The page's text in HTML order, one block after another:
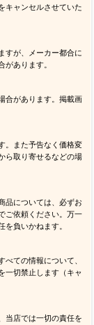
キャンセルさせていた
すが、メーカー都合に
があります。
合があります。掲載画
。また予告なく価格変
ら取り寄せるなどの場
品については、必ずお
ご依頼ください。万一
を負いかねます。
べての情報について、
一切禁止します（キャ
当店では一切の責任を